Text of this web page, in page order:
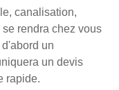
canalisation,
rendra chez vous
un
un devis
rapide.